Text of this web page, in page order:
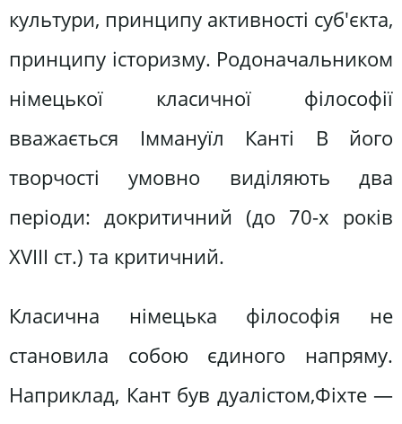
культури, принципу активності суб'єкта,
принципу історизму. Родоначальником
німецької класичної філософії
вважається Іммануїл Канті В його
творчості умовно виділяють два
періоди: докритичний (до 70-х років
XVIII ст.) та критичний.
Класична німецька філософія не
становила собою єдиного напряму.
Наприклад, Кант був дуалістом,Фіхте —